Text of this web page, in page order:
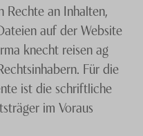
Rechte an Inhalten,
auf der Website
knecht reisen ag
Für die
ist die schriftliche
im Voraus